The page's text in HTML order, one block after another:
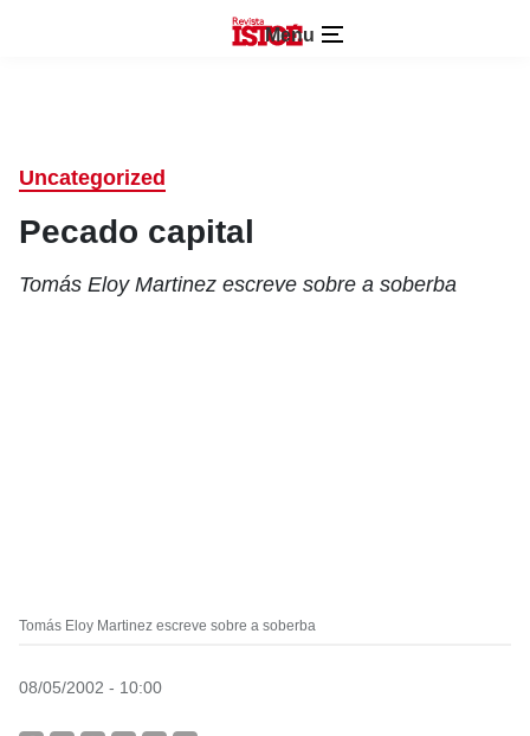
Menu
Uncategorized
Pecado capital
Tomás Eloy Martinez escreve sobre a soberba
Tomás Eloy Martinez escreve sobre a soberba
08/05/2002 - 10:00